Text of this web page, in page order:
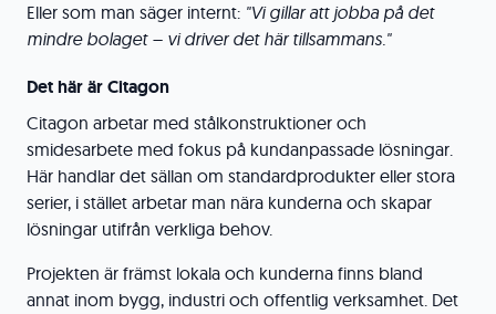
Eller som man säger internt: "Vi gillar att jobba på det
mindre bolaget – vi driver det här tillsammans."
Det här är Citagon
Citagon arbetar med stålkonstruktioner och
smidesarbete med fokus på kundanpassade lösningar.
Här handlar det sällan om standardprodukter eller stora
serier, i stället arbetar man nära kunderna och skapar
lösningar utifrån verkliga behov.
Projekten är främst lokala och kunderna finns bland
annat inom bygg, industri och offentlig verksamhet. Det